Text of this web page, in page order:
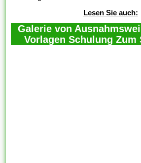
Lesen Sie auch:
Galerie von
Vorlagen Schulung Zum